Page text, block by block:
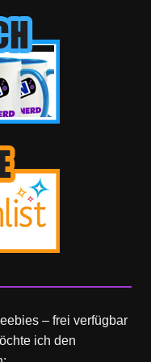
– frei verfügbar
ich den